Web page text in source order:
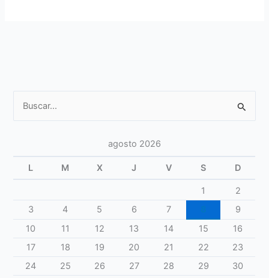
agosto 2026
L M X J V S D
1
2
3
4 5 6 7
9
10
11 12 13 14 15
16
17
18 19 20 21 22
23
24
25 26 27 28 29
30